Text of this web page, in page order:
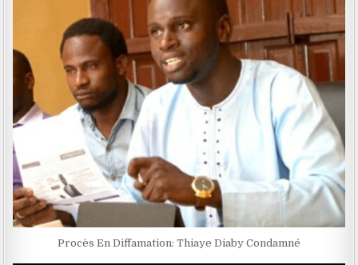
Procès En Diffamation: Thiaye Diaby Condamné